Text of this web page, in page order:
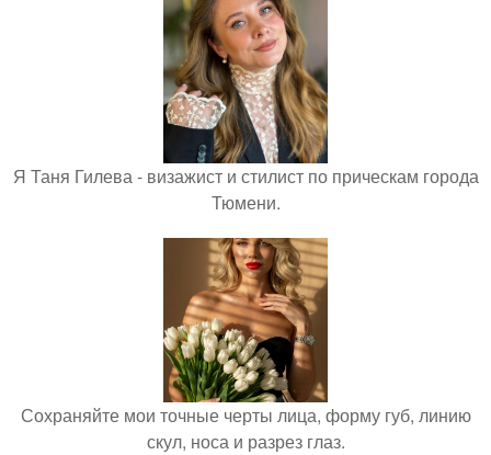
Я Таня Гилева - визажист и стилист по прическам города
Тюмени.
Сохраняйте мои точные черты лица, форму губ, линию
скул, носа и разрез глаз.